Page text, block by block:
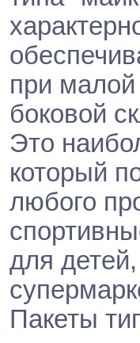
при
боковой
Это
который
любого
для
Пакеты